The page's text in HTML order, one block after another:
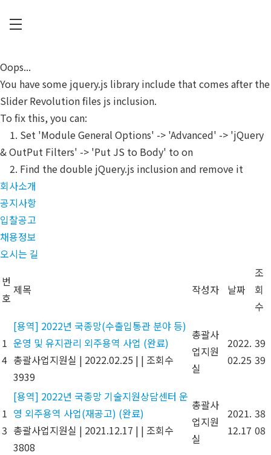
P
Oops...
You have some jquery.js library include that comes after the
Slider Revolution files js inclusion.
To fix this, you can:
1. Set 'Module General Options' -> 'Advanced' -> 'jQuery
& OutPut Filters' -> 'Put JS to Body' to on
2. Find the double jQuery.js inclusion and remove it
회사소개
공지사항
입찰공고
채용정보
오시는 길
번
호
제목 작성자 날짜
조
회
수
1
4
[용역] 2022년 국종망(수출입통관 분야 등)
운영 및 유지관리 외주용역 사업 (완료)
총괄사업지원실 | 2022.02.25 | | 조회수
3939
총괄사
업지원
실
2022.
02.25
39
39
1
3
[용역] 2022년 국종망 기술지원상담센터 운
영 외주용역 사업(재공고) (완료)
총괄사업지원실 | 2021.12.17 | | 조회수
3808
총괄사
업지원
실
2021.
12.17
38
08